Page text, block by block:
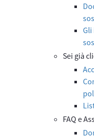
Sei già
FAQ e